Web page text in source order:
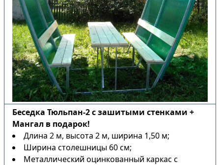
Беседка Тюльпан-2 с зашитыми стенками +
Мангал в подарок!
Длина 2 м, высота 2 м, ширина 1,50 м;
Ширина столешницы 60 см;
Металлический оцинкованный каркас с